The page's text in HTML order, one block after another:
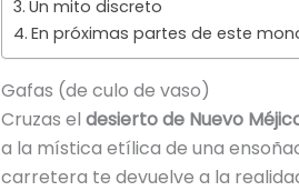
Un mito discreto
En próximas partes de este
Gafas (de culo de vaso)
Cruzas el desierto de Nuevo
a la mística etílica de una
carretera te devuelve a la